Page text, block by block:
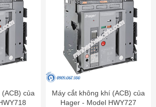
của
Máy cắt không khí (ACB) của
Hager - Model HWY727